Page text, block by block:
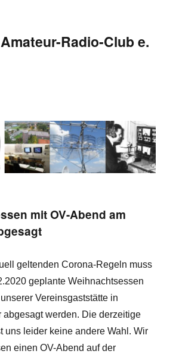
Radio-Club e.
mit OV-Abend am
geltenden Corona-Regeln muss
geplante Weihnachtsessen
Vereinsgaststätte in
abgesagt werden. Die derzeitige
uns leider keine andere Wahl. Wir
einen OV-Abend auf der